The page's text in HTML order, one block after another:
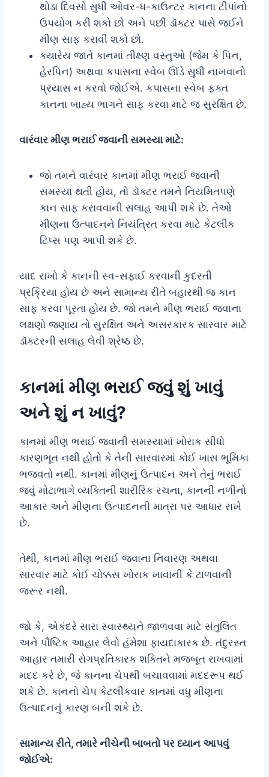
થોડા દિવસો સુધી ઓવર-ધ-કાઉન્ટર કાનના ટીપાંનો
ઉપયોગ કરી શકો છો અને પછી ડૉક્ટર પાસે જઈને
મીણ સાફ કરાવી શકો છો.
ક્યારેય જાતે કાનમાં તીક્ષ્ણ વસ્તુઓ (જેમ કે પિન,
હેરપિન) અથવા કપાસના સ્વેબ ઊંડે સુધી નાખવાનો
પ્રયાસ ન કરવો જોઈએ. કપાસના સ્વેબ ફક્ત
કાનના બાહ્ય ભાગને સાફ કરવા માટે જ સુરક્ષિત છે.
વારંવાર મીણ ભરાઈ જવાની સમસ્યા માટે:
જો તમને વારંવાર કાનમાં મીણ ભરાઈ જવાની
સમસ્યા થતી હોય, તો ડૉક્ટર તમને નિયમિતપણે
કાન સાફ કરાવવાની સલાહ આપી શકે છે. તેઓ
મીણના ઉત્પાદનને નિયંત્રિત કરવા માટે કેટલીક
ટિપ્સ પણ આપી શકે છે.
યાદ રાખો કે કાનની સ્વ-સફાઈ કરવાની કુદરતી
પ્રક્રિયા હોય છે અને સામાન્ય રીતે બહારથી જ કાન
સાફ કરવા પૂરતા હોય છે. જો તમને મીણ ભરાઈ જવાના
લક્ષણો જણાય તો સુરક્ષિત અને અસરકારક સારવાર માટે
ડૉક્ટરની સલાહ લેવી શ્રેષ્ઠ છે.
કાનમાં મીણ ભરાઈ જવું શું ખાવું
અને શું ન ખાવું?
કાનમાં મીણ ભરાઈ જવાની સમસ્યામાં ખોરાક સીધો
કારણભૂત નથી હોતો કે તેની સારવારમાં કોઈ ખાસ ભૂમિકા
ભજવતો નથી. કાનમાં મીણનું ઉત્પાદન અને તેનું ભરાઈ
જવું મોટાભાગે વ્યક્તિની શારીરિક રચના, કાનની નળીનો
આકાર અને મીણના ઉત્પાદનની માત્રા પર આધાર રાખે
છે.
તેથી, કાનમાં મીણ ભરાઈ જવાના નિવારણ અથવા
સારવાર માટે કોઈ ચોક્કસ ખોરાક ખાવાની કે ટાળવાની
જરૂર નથી.
જો કે, એકંદરે સારા સ્વાસ્થ્યને જાળવવા માટે સંતુલિત
અને પૌષ્ટિક આહાર લેવો હંમેશા ફાયદાકારક છે. તંદુરસ્ત
આહાર તમારી રોગપ્રતિકારક શક્તિને મજબૂત રાખવામાં
મદદ કરે છે, જે કાનના ચેપથી બચાવવામાં મદદરૂપ થઈ
શકે છે. કાનનો ચેપ કેટલીકવાર કાનમાં વધુ મીણના
ઉત્પાદનનું કારણ બની શકે છે.
સામાન્ય રીતે, તમારે નીચેની બાબતો પર ધ્યાન આપવું
જોઈએ: